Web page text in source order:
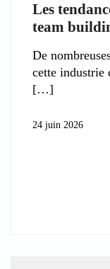
Les
team
De
cette industrie
24 juin 2026